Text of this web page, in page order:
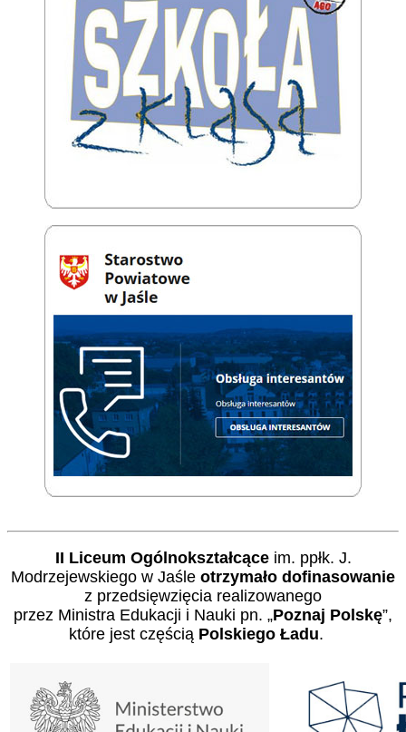
II Liceum Ogólnokształcąceim. ppłk. J.
Modrzejewskiego w Jaśle otrzymało dofinasowanie
z przedsięwzięcia realizowanego
przez Ministra Edukacji i Nauki pn. „Poznaj Polskę”,
które jest częścią Polskiego Ładu.